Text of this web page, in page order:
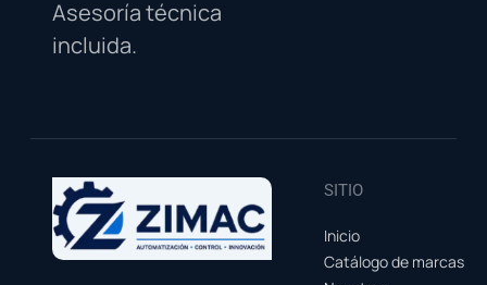
Asesoría técnica
incluida.
SITIO
Inicio
Catálogo de marcas